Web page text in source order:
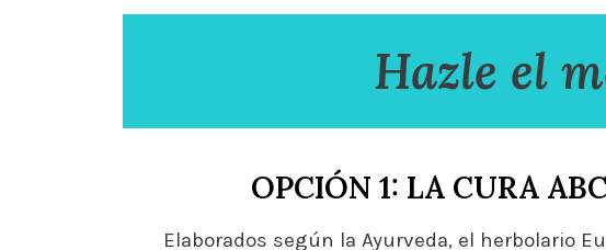
Hazle el
OPCIÓN 1: LA CURA
Elaborados según la Ayurveda, el herbolario